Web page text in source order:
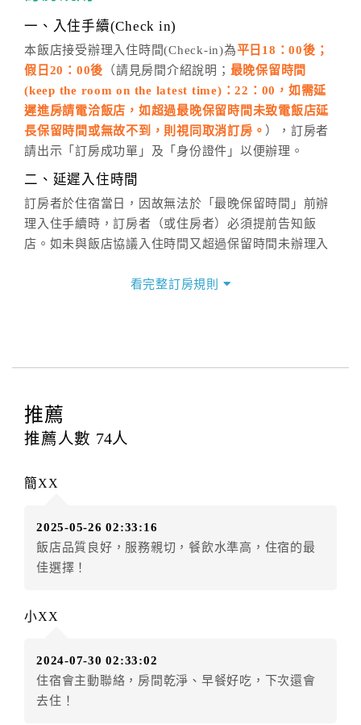
※非客服時間之申辦異動，皆為次日計算及辦理。
五、客服時間
週一至週日，上午9:00～晚上6:00
六、聯絡方式
週一至週日：客服聯絡單 、LINE@、電話：
(07)9682715 。
一、入住手續(Check in)
本飯店接受辦理入住時間(Check-in)為平日18：00後；
假日20：00後 （請見房間介紹說明； 最晚保留時間
(keep the room on the latest time)：22：00，如需延
遲進房請電洽飯店，如超過最晚保留時間未致電飯店延
長保留時間或無故不到，則視同取消訂房。 ），訂房者
請出示「訂房成功單」及「身份證件」以便辦理。
二、延遲入住時間
訂房者於住宿當日，因故無法於「最晚保留時間」前辦
理入住手續時，訂房者（或住房者）必須提前告知飯
店。如未與飯店協議入住時間又超過保留時間未辦理入
四、訂單異動
訂房者應於 入住前2日
提出申辦不得異動訂單。
辦理取消退款。
房者應補足差額。（限原訂飯店）
訂單異動後，訂單費用總計小於原訂單費用總計時，訂
房者不得要求退其差額。（限原訂飯店）
．訂房者因故辦理訂單異動，本飯店可接受
（提出申辦日為保留起算日）
．訂房者使用「保留住宿金額」時，請注意！為避免飯
店客滿，敬請及早計畫，如逾時未提出申辦，視同無條
看完整訂房規則
推薦
推薦人數 74人
簡XX
2025-05-26 02:33:16
飯店品質良好，服務親切，餐飲水準高，住宿的最
佳選擇！
小XX
2024-07-30 02:33:02
住宿會主動聯絡，房間乾淨、早餐好吃，下次還會
去住！